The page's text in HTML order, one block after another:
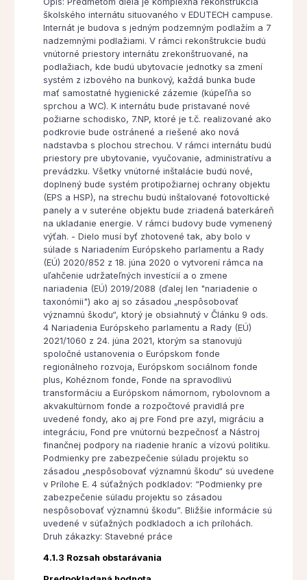
školského internátu situovaného v EDUTECH campuse.
Internát je budova s jedným podzemným podlažím a 7
nadzemnými podlažiami. V rámci rekonštrukcie budú
vnútorné priestory internátu zrekonštruované, na
podlažiach, kde budú ubytovacie jednotky sa zmení
systém z izbového na bunkový, každá bunka bude
mať samostatné hygienické zázemie (kúpeľňa so
sprchou a WC). K internátu bude pristavané nové
požiarne schodisko, 7.NP, ktoré je t.č. realizované ako
podkrovie bude ostránené a riešené ako nová
nadstavba s plochou strechou. V rámci internátu budú
priestory pre ubytovanie, vyučovanie, administratívu a
prevádzku. Všetky vnútorné inštalácie budú nové,
doplnený bude systém protipožiarnej ochrany objektu
(EPS a HSP), na strechu budú inštalované fotovoltické
panely a v suteréne objektu bude zriadená baterkáreň
na ukladanie energie. V rámci budovy bude vymenený
výťah. - Dielo musí byť zhotovené tak, aby bolo v
súlade s Nariadením Európskeho parlamentu a Rady
(EÚ) 2020/852 z 18. júna 2020 o vytvorení rámca na
uľahčenie udržateľných investícií a o zmene
nariadenia (EÚ) 2019/2088 (ďalej len "nariadenie o
taxonómii") ako aj so zásadou „nespôsobovať
významnú škodu“, ktorý je obsiahnutý v Článku 9 ods.
4 Nariadenia Európskeho parlamentu a Rady (EÚ)
2021/1060 z 24. júna 2021, ktorým sa stanovujú
spoločné ustanovenia o Európskom fonde
regionálneho rozvoja, Európskom sociálnom fonde
plus, Kohéznom fonde, Fonde na spravodlivú
transformáciu a Európskom námornom, rybolovnom a
akvakultúrnom fonde a rozpočtové pravidlá pre
uvedené fondy, ako aj pre Fond pre azyl, migráciu a
integráciu, Fond pre vnútornú bezpečnosť a Nástroj
finančnej podpory na riadenie hraníc a vízovú politiku.
Podmienky pre zabezpečenie súladu projektu so
zásadou „nespôsobovať významnú škodu“ sú uvedene
v Prílohe E. 4 súťažných podkladov: “Podmienky pre
zabezpečenie súladu projektu so zásadou
nespôsobovať významnú škodu”. Bližšie informácie sú
uvedené v súťažných podkladoch a ich prílohách.
Druh zákazky: Stavebné práce
4.1.3 Rozsah obstarávania